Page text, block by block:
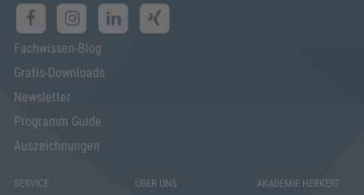
Fachwissen-Blog
Gratis-Downloads
Newsletter
Programm Guide
Auszeichnungen
SERVICE ÜBER UNS AKADEMIE HERKERT